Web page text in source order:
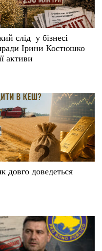
слід у бізнесі
Ірини Костюшко
активи
довго доведеться